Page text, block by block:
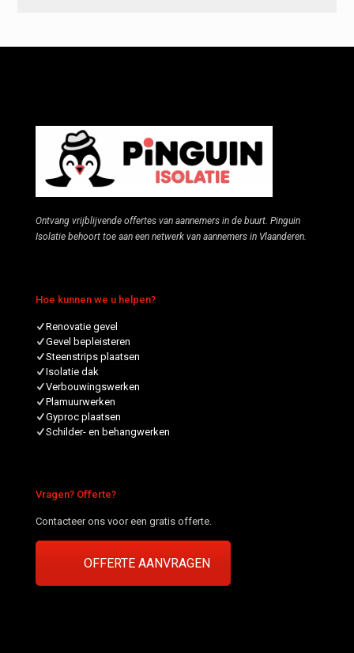
Ontvang vrijblijvende offertes van aannemers in de buurt. Pinguin
Isolatie behoort toe aan een netwerk van aannemers in Vlaanderen.
Hoe kunnen we u helpen?
Renovatie gevel
Gevel bepleisteren
Steenstrips plaatsen
Isolatie dak
Verbouwingswerken
Plamuurwerken
Gyproc plaatsen
Schilder- en behangwerken
Vragen? Offerte?
Contacteer ons voor een gratis offerte.
OFFERTE AANVRAGEN